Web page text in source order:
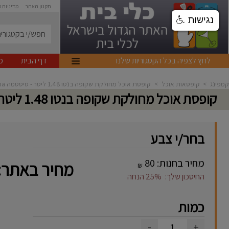
תקנון האתר
לחץ לצפיה בכל הקטגוריות שלנו דף הבית
קמפינג > קופסאות אוכל > קופסת אוכל מחולקת שקופה בנטו 1.48 ליטר - סיסטמה Sistema
קופסת אוכל מחולקת שקופה בנטו 1.48 ליטר - סיסטמה Sistema
בחר/י צבע
מחיר בחנות: ₪
החיסכון שלך: 25% הנחה מחיר
כמות
נגישות